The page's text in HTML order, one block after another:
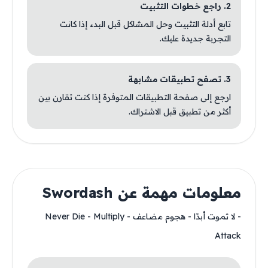
2. راجع خطوات التثبيت
تابع أدلة التثبيت وحل المشاكل قبل البدء إذا كانت
التجربة جديدة عليك.
3. تصفح تطبيقات مشابهة
ارجع إلى صفحة التطبيقات المتوفرة إذا كنت تقارن بين
أكثر من تطبيق قبل الاشتراك.
معلومات مهمة عن Swordash
- لا تموت أبدًا - هجوم مضاعف - Never Die - Multiply
Attack